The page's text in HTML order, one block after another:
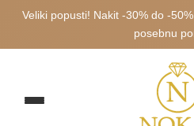
Veliki popusti! Nakit -30% do -
posebnu